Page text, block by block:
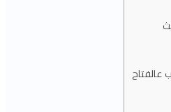
عالفتاح